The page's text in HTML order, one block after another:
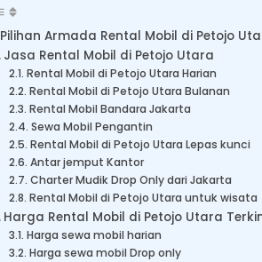
Pilihan Armada Rental Mobil di Petojo
Jasa Rental Mobil di Petojo Utara
Rental Mobil di Petojo Utara Harian
Rental Mobil di Petojo Utara Bulanan
Rental Mobil Bandara Jakarta
Sewa Mobil Pengantin
Rental Mobil di Petojo Utara Lepas kunci
Antar jemput Kantor
Charter Mudik Drop Only dari Jakarta
Rental Mobil di Petojo Utara untuk wisata
Harga Rental Mobil di Petojo Utara
Harga sewa mobil harian
Harga sewa mobil Drop only